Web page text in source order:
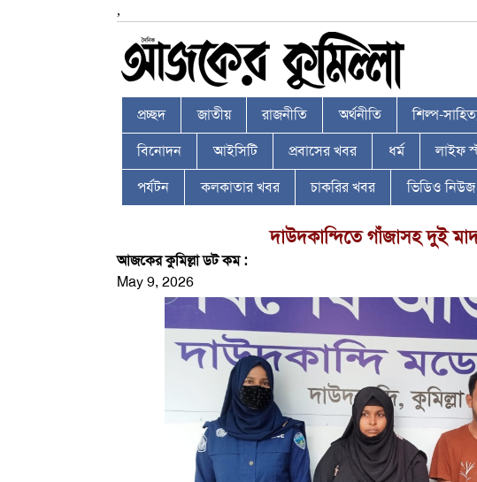
,
প্রচ্ছদ জাতীয় রাজনীতি অর্থনীতি শিল্প-
বিনোদন আইসিটি প্রবাসের খবর ধর্ম লাইফ
পর্যটন কলকাতার খবর চাকরির খবর ভিডিও নিউজ
দাউদকান্দিতে গাঁজাসহ দুই
আজকের কুমিল্লা ডট কম :
May 9, 2026